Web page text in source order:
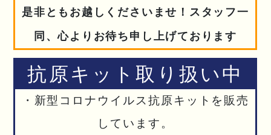
是非ともお越しくださいませ！スタッフ一
同、心よりお待ち申し上げております
抗原キット取り扱い中
・新型コロナウイルス抗原キットを販売
しています。